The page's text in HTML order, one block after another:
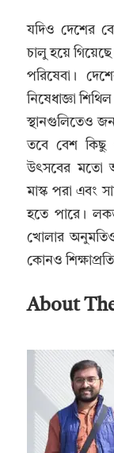
যদিও দেশের
চালু হয়ে
পরিষেবা।
নিষেধাজ্ঞা
স্থানগুলিতেও
তবে বেশ কিছু
উৎসবের মতো
মাস্ক পরা এবং
হতে পারে।
খোলার
কোনও
About